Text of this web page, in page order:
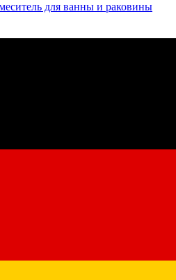
для ванны и раковины